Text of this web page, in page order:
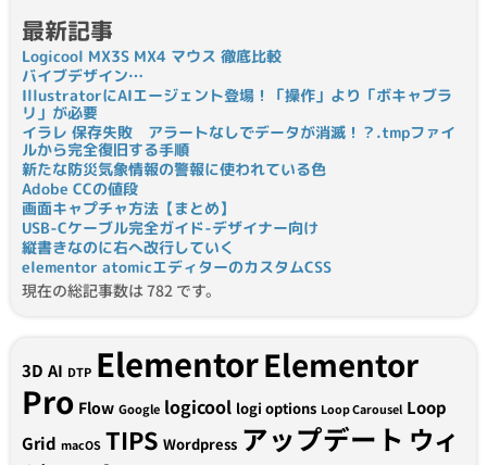
最新記事
Logicool MX3S MX4 マウス 徹底比較
バイブデザイン…
IllustratorにAIエージェント登場！「操作」より「ボキャブラ
リ」が必要
イラレ 保存失敗 アラートなしでデータが消滅！？.tmpファイ
ルから完全復旧する手順
新たな防災気象情報の警報に使われている色
Adobe CCの値段
画面キャプチャ方法【まとめ】
USB-Cケーブル完全ガイド-デザイナー向け
縦書きなのに右へ改行していく
elementor atomicエディターのカスタムCSS
現在の総記事数は 782 です。
3D AI DTP ElementorElementor
Pro Flow Google logicool logi options Loop Carousel Loop
Grid macOS TIPS Wordpress アップデート ウィ